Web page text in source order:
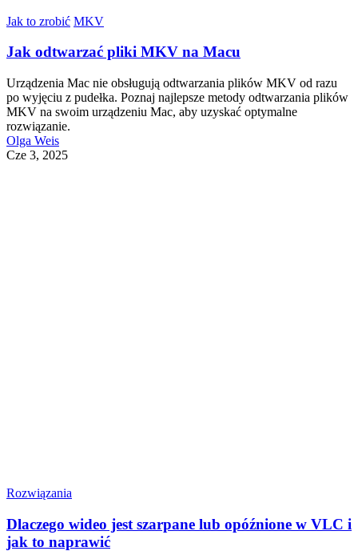
Jak to zrobić MKV
Jak odtwarzać pliki MKV na Macu
Urządzenia Mac nie obsługują odtwarzania plików MKV od razu
po wyjęciu z pudełka. Poznaj najlepsze metody odtwarzania plików
MKV na swoim urządzeniu Mac, aby uzyskać optymalne
rozwiązanie.
Olga Weis
Cze 3, 2025
Rozwiązania
Dlaczego wideo jest szarpane lub opóźnione w VLC i
jak to naprawić